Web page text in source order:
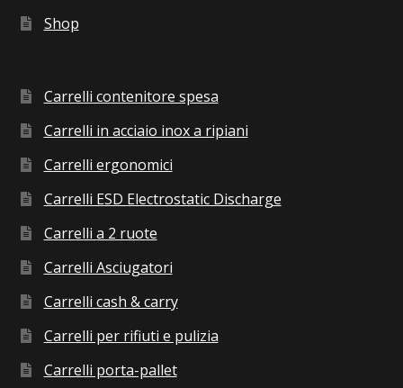
Shop
Carrelli contenitore spesa
Carrelli in acciaio inox a ripiani
Carrelli ergonomici
Carrelli ESD Electrostatic Discharge
Carrelli a 2 ruote
Carrelli Asciugatori
Carrelli cash & carry
Carrelli per rifiuti e pulizia
Carrelli porta-pallet